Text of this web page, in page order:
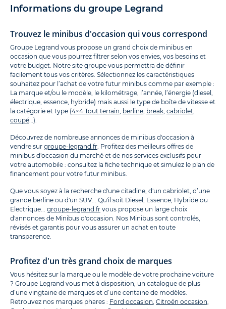
Informations du groupe Legrand
Trouvez le minibus d'occasion qui vous correspond
Groupe Legrand vous propose un grand choix de minibus en
occasion que vous pourrez filtrer selon vos envies, vos besoins et
votre budget. Notre site groupe vous permettra de définir
facilement tous vos critères. Sélectionnez les caractéristiques
souhaitez pour l’achat de votre futur minibus comme par exemple :
La marque et/ou le modèle, le kilométrage, l’année, l’énergie (diesel,
électrique, essence, hybride) mais aussi le type de boîte de vitesse et
la catégorie et type (4×4 Tout terrain, berline, break, cabriolet,
coupé…).
Découvrez de nombreuse annonces de minibus d'occasion à
vendre sur groupe-legrand.fr. Profitez des meilleurs offres de
minibus d'occasion du marché et de nos services exclusifs pour
votre automobile : consultez la fiche technique et simulez le plan de
financement pour votre futur minibus.
Que vous soyez à la recherche d'une citadine, d'un cabriolet, d’une
grande berline ou d'un SUV... Qu'il soit Diesel, Essence, Hybride ou
Electrique... groupe-legrand.fr vous propose un large choix
d'annonces de Minibus d'occasion. Nos Minibus sont controlés,
révisés et garantis pour vous assurer un achat en toute
transparence.
Profitez d'un très grand choix de marques
Vous hésitez sur la marque ou le modèle de votre prochaine voiture
? Groupe Legrand vous met à disposition, un catalogue de plus
d’une vingtaine de marques et d’une centaine de modèles.
Retrouvez nos marques phares : Ford occasion, Citroën occasion,